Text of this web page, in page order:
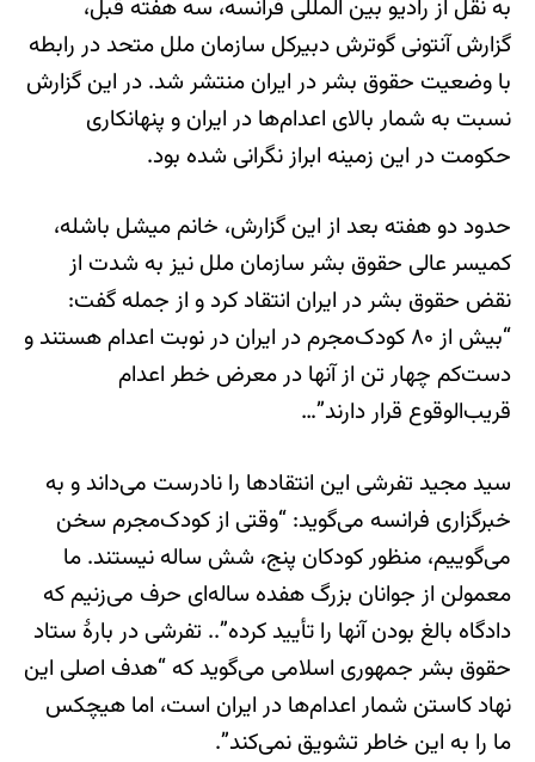
به نقل از رادیو بین المللی فرانسه، سه هفته قبل،
گزارش آنتونی گوترش دبیرکل سازمان ملل متحد در رابطه
با وضعیت حقوق بشر در ایران منتشر شد. در این گزارش
نسبت به شمار بالای اعدام‌ها در ایران و پنهانکاری
حکومت در این زمینه ابراز نگرانی شده بود.
حدود دو هفته بعد از این گزارش، خانم میشل باشله،
کمیسر عالی حقوق بشر سازمان ملل نیز به شدت از
نقض حقوق بشر در ایران انتقاد کرد و از جمله گفت:
“بیش از ۸۰ کودک‌مجرم در ایران در نوبت اعدام هستند و
دست‌کم چهار تن از آنها در معرض خطر اعدام
قریب‌الوقوع قرار دارند”…
سید مجید تفرشی این انتقادها را نادرست می‌داند و به
خبرگزاری فرانسه می‌گوید: “وقتی از کودک‌مجرم سخن
می‌گوییم، منظور کودکان پنج، شش ساله نیستند. ما
معمولن از جوانان بزرگ هفده ساله‌ای حرف می‌زنیم که
دادگاه بالغ بودن آنها را تأیید کرده”.. تفرشی در بارۀ ستاد
حقوق بشر جمهوری اسلامی می‌گوید که “هدف اصلی این
نهاد کاستن شمار اعدام‌ها در ایران است، اما هیچکس
ما را به این خاطر تشویق نمی‌کند”.